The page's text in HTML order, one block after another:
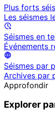
Plus forts
Les séismes
Séismes en
Événements
Séismes par
Archives par
Approfondir
Explorer